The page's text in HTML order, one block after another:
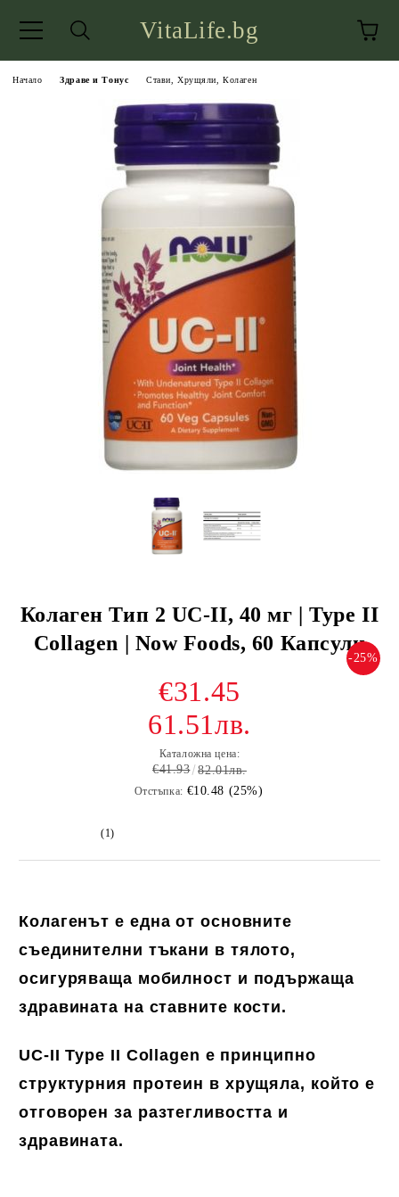
VitaLife.bg
Начало Здраве и Тонус Стави, Хрущяли, Колаген
Колаген Тип 2 UC-II, 40 мг | Type II
Collagen | Now Foods, 60 Капсули
-25%
€31.45
61.51лв.
Каталожна цена:
€41.93 82.01лв.
Отстъпка: €10.48 (25%)
(1)
Колагенът е една от основните
съединителни тъкани в тялото,
осигуряваща мобилност и подържаща
здравината на ставните кости.
UC-II Type II Collagen е принципно
структурния протеин в хрущяла, който е
отговорен за разтегливостта и
здравината.